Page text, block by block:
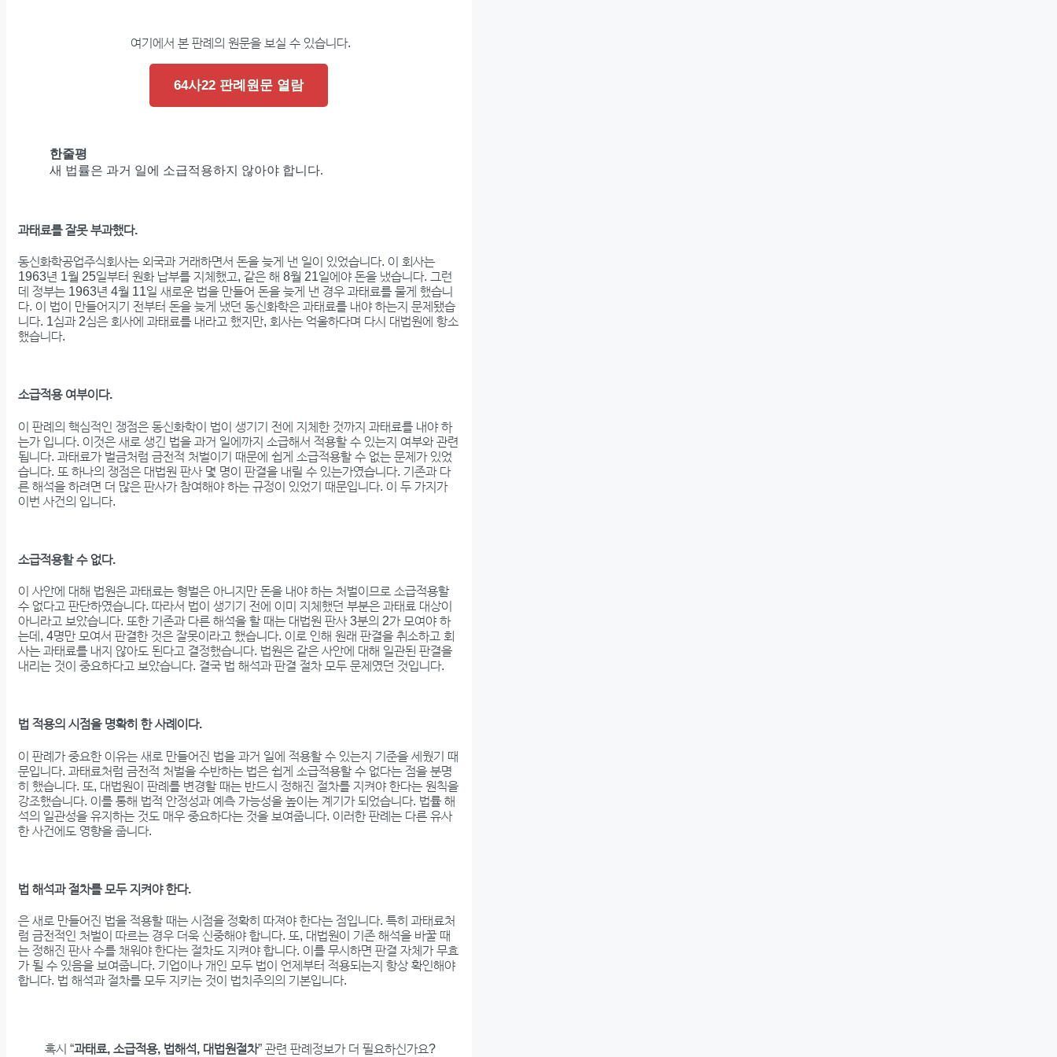
여기에서 본 판례의 원문을 보실 수 있습니다.
64사22 판례원문 열람
한줄평
새 법률은 과거 일에 소급적용하지 않아야 합니다.
과태료를 잘못 부과했다.
동신화학공업주식회사는 외국과 거래하면서 돈을 늦게 낸 일이 있었습니다. 이 회사는
1963년 1월 25일부터 원화 납부를 지체했고, 같은 해 8월 21일에야 돈을 냈습니다. 그런
데 정부는 1963년 4월 11일 새로운 법을 만들어 돈을 늦게 낸 경우 과태료를 물게 했습니
다. 이 법이 만들어지기 전부터 돈을 늦게 냈던 동신화학은 과태료를 내야 하는지 문제됐습
니다. 1심과 2심은 회사에 과태료를 내라고 했지만, 회사는 억울하다며 다시 대법원에 항소
했습니다.
소급적용 여부이다.
이 판례의 핵심적인 쟁점은 동신화학이 법이 생기기 전에 지체한 것까지 과태료를 내야 하
는가 입니다. 이것은 새로 생긴 법을 과거 일에까지 소급해서 적용할 수 있는지 여부와 관련
됩니다. 과태료가 벌금처럼 금전적 처벌이기 때문에 쉽게 소급적용할 수 없는 문제가 있었
습니다. 또 하나의 쟁점은 대법원 판사 몇 명이 판결을 내릴 수 있는가였습니다. 기존과 다
른 해석을 하려면 더 많은 판사가 참여해야 하는 규정이 있었기 때문입니다. 이 두 가지가
이번 사건의 입니다.
소급적용할 수 없다.
이 사안에 대해 법원은 과태료는 형벌은 아니지만 돈을 내야 하는 처벌이므로 소급적용할
수 없다고 판단하였습니다. 따라서 법이 생기기 전에 이미 지체했던 부분은 과태료 대상이
아니라고 보았습니다. 또한 기존과 다른 해석을 할 때는 대법원 판사 3분의 2가 모여야 하
는데, 4명만 모여서 판결한 것은 잘못이라고 했습니다. 이로 인해 원래 판결을 취소하고 회
사는 과태료를 내지 않아도 된다고 결정했습니다. 법원은 같은 사안에 대해 일관된 판결을
내리는 것이 중요하다고 보았습니다. 결국 법 해석과 판결 절차 모두 문제였던 것입니다.
법 적용의 시점을 명확히 한 사례이다.
이 판례가 중요한 이유는 새로 만들어진 법을 과거 일에 적용할 수 있는지 기준을 세웠기 때
문입니다. 과태료처럼 금전적 처벌을 수반하는 법은 쉽게 소급적용할 수 없다는 점을 분명
히 했습니다. 또, 대법원이 판례를 변경할 때는 반드시 정해진 절차를 지켜야 한다는 원칙을
강조했습니다. 이를 통해 법적 안정성과 예측 가능성을 높이는 계기가 되었습니다. 법률 해
석의 일관성을 유지하는 것도 매우 중요하다는 것을 보여줍니다. 이러한 판례는 다른 유사
한 사건에도 영향을 줍니다.
법 해석과 절차를 모두 지켜야 한다.
은 새로 만들어진 법을 적용할 때는 시점을 정확히 따져야 한다는 점입니다. 특히 과태료처
럼 금전적인 처벌이 따르는 경우 더욱 신중해야 합니다. 또, 대법원이 기존 해석을 바꿀 때
는 정해진 판사 수를 채워야 한다는 절차도 지켜야 합니다. 이를 무시하면 판결 자체가 무효
가 될 수 있음을 보여줍니다. 기업이나 개인 모두 법이 언제부터 적용되는지 항상 확인해야
합니다. 법 해석과 절차를 모두 지키는 것이 법치주의의 기본입니다.
혹시 “과태료, 소급적용, 법해석, 대법원절차” 관련 판례정보가 더 필요하신가요?